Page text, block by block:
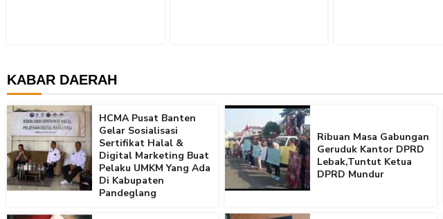
KABAR DAERAH
HCMA Pusat Banten
Gelar Sosialisasi
Sertifikat Halal &
Digital Marketing Buat
Pelaku UMKM Yang Ada
Di Kabupaten
Pandeglang
Ribuan Masa Gabungan
Geruduk Kantor DPRD
Lebak,Tuntut Ketua
DPRD Mundur